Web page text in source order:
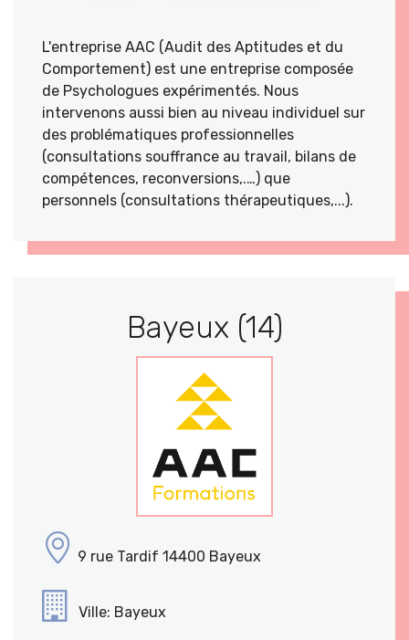
L'entreprise AAC (Audit des Aptitudes et du
Comportement) est une entreprise composée
de Psychologues expérimentés. Nous
intervenons aussi bien au niveau individuel sur
des problématiques professionnelles
(consultations souffrance au travail, bilans de
compétences, reconversions,.…) que
personnels (consultations thérapeutiques,...).
Bayeux (14)
9 rue Tardif 14400 Bayeux
Ville: Bayeux